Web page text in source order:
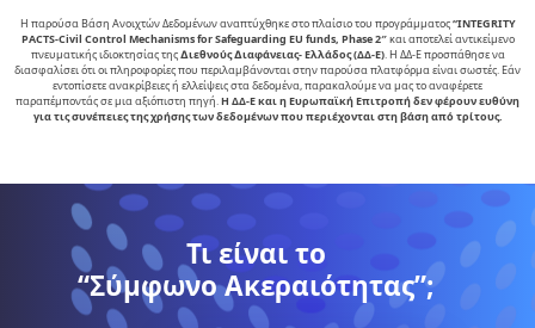
Η παρούσα Βάση Ανοιχτών Δεδομένων αναπτύχθηκε στο πλαίσιο του προγράμματος“INTEGRITY
PACTS-Civil Control Mechanisms for Safeguarding EU funds, Phase 2″και αποτελεί αντικείµενο
πνευµατικής ιδιοκτησίας της∆ιεθνούς ∆ιαφάνειας- Ελλάδος (ΔΔ-Ε). Η ΔΔ-Ε προσπάθησε να
διασφαλίσει ότι οι πληροφορίες που περιλαμβάνονται στην παρούσα πλατφόρμα είναι σωστές. Εάν
εντοπίσετε ανακρίβειες ή ελλείψεις στα δεδομένα, παρακαλούμε να μας το αναφέρετε
παραπέμποντάς σε μια αξιόπιστη πηγή.Η ΔΔ-Ε και η Ευρωπαϊκή Επιτροπή δεν φέρουν ευθύνη
για τις συνέπειες της χρήσης των δεδομένων που περιέχονται στη βάση από τρίτους.
Τι είναι το
“Σύμφωνο Ακεραιότητας”;